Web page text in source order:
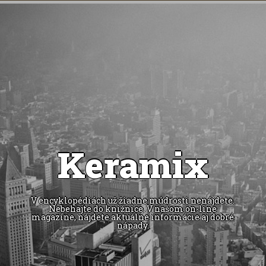
Keramix
V encyklopédiách už žiadne múdrosti nenájdete.
Nebehajte do knižnice. V našom on-line
magazíne, nájdete aktuálne informácie aj dobré
nápady.